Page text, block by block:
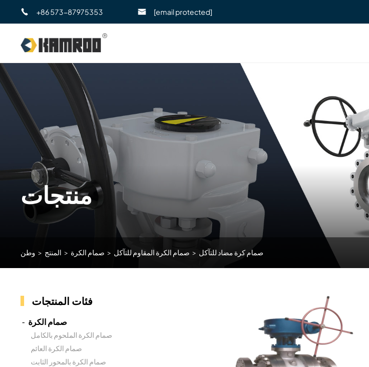
+86 573-87975353 [email protected]
منتجات
وطن > المنتج > صمام الكرة > صمام الكرة المقاوم للتآكل > صمام كرة مضاد للتآكل
فئات المنتجات
صمام الكرة
صمام الكرة الملحوم بالكامل
صمام الكرة العائم
صمام الكرة بالمحور الثابت